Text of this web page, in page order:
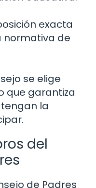
exacta
normativa de
se elige
que garantiza
la
del
de Padres